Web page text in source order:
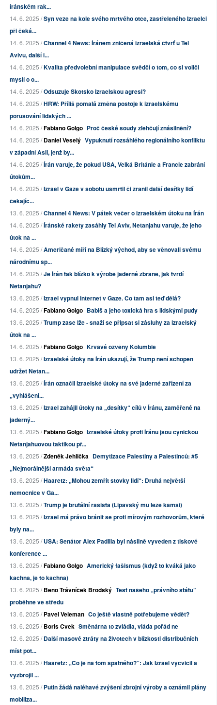
íránském rak...
14. 6. 2025 /Syn veze na kole svého mrtvého otce, zastřeleného Izraelci
při čeká...
14. 6. 2025 /Channel 4 News: Íránem zničená izraelská čtvrť u Tel
Avivu, další i...
14. 6. 2025 /Kvalita předvolební manipulace svědčí o tom, co si voliči
myslí o o...
14. 6. 2025 /Odsuzuje Skotsko izraelskou agresi?
14. 6. 2025 /HRW: Příliš pomalá změna postoje k izraelskému
porušování lidských ...
14. 6. 2025 /Fabiano Golgo Proč české soudy zlehčují znásilnění?
14. 6. 2025 /Daniel Veselý Vypuknutí rozsáhlého regionálního konfliktu
v západní Asii, jenž by...
14. 6. 2025 /Írán varuje, že pokud USA, Velká Británie a Francie zabrání
útokům...
14. 6. 2025 /Izrael v Gaze v sobotu usmrtil či zranil další desítky lidí
čekajíc...
13. 6. 2025 /Channel 4 News: V pátek večer o izraelském útoku na Írán
14. 6. 2025 /Íránské rakety zasáhly Tel Aviv, Netanjahu varuje, že jeho
útok na ...
14. 6. 2025 /Američané míří na Blízký východ, aby se věnovali svému
národnímu sp...
14. 6. 2025 /Je Írán tak blízko k výrobě jaderné zbraně, jak tvrdí
Netanjahu?
13. 6. 2025 /Izrael vypnul internet v Gaze. Co tam asi teď dělá?
14. 6. 2025 /Fabiano Golgo Babiš a jeho toxická hra s lidskými pudy
13. 6. 2025 /Trump zase lže - snaží se připsat si zásluhy za izraelský
útok na ...
14. 6. 2025 /Fabiano Golgo Krvavé ozvěny Kolumbie
13. 6. 2025 /Izraelské útoky na Írán ukazují, že Trump není schopen
udržet Netan...
13. 6. 2025 /Írán označil izraelské útoky na své jaderné zařízení za
„vyhlášení...
13. 6. 2025 /Izrael zahájil útoky na „desítky“ cílů v Íránu, zaměřené na
jaderný...
13. 6. 2025 /Fabiano Golgo Izraelské útoky proti Íránu jsou cynickou
Netanjahuovou taktikou př...
13. 6. 2025 /Zdeněk Jehlička Demytizace Palestiny a Palestinců: #5
„Nejmorálnější armáda světa“
13. 6. 2025 /Haaretz: „Mohou zemřít stovky lidí“: Druhá největší
nemocnice v Ga...
13. 6. 2025 /Trump je brutální rasista (Lipavský mu leze kamsi)
13. 6. 2025 /Izrael má právo bránit se proti mírovým rozhovorům, které
byly na...
13. 6. 2025 /USA: Senátor Alex Padilla byl násilně vyveden z tiskové
konference ...
13. 6. 2025 /Fabiano Golgo Americký fašismus (když to kváká jako
kachna, je to kachna)
13. 6. 2025 /Beno Trávníček Brodský Test našeho „právního státu“
proběhne ve středu
13. 6. 2025 /Pavel Veleman Co ještě vlastně potřebujeme vědět?
13. 6. 2025 /Boris Cvek Směnárna to zvládla, vláda pořád ne
12. 6. 2025 /Další masové ztráty na životech v blízkosti distribučních
míst pot...
13. 6. 2025 /Haaretz: „Co je na tom špatného?“: Jak Izrael vycvičil a
vyzbrojil ...
13. 6. 2025 /Putin žádá naléhavé zvýšení zbrojní výroby a oznámil plány
mobiliza...